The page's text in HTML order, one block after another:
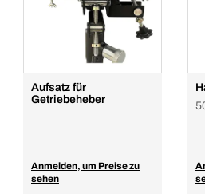
Aufsatz für
Getriebeheber
Anmelden, um Preise zu
sehen